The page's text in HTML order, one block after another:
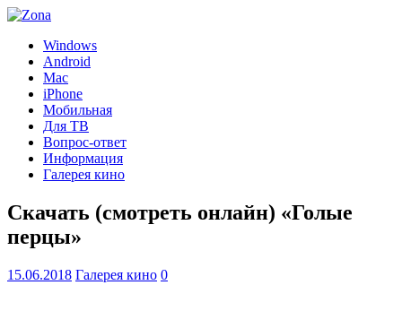
Windows
Android
Mac
iPhone
Мобильная
Для ТВ
Вопрос-ответ
Информация
Галерея кино
Скачать (смотреть онлайн) «Голые
перцы»
15.06.2018 Галерея кино 0